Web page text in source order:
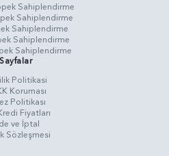
Sahiplendirme
Sahiplendirme
Sahiplendirme
Sahiplendirme
Sahiplendirme
Sayfalar
Politikasi
Koruması
Politikası
Fiyatları
ve İptal
Sözleşmesi